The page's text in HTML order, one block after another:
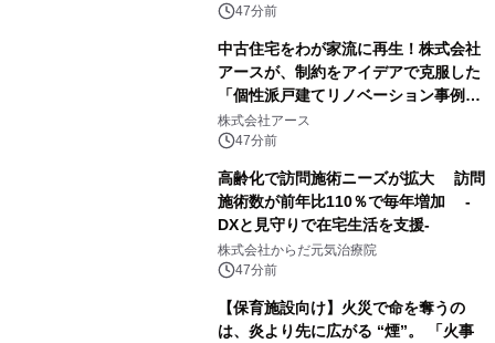
47分前
中古住宅をわが家流に再生！株式会社
アースが、制約をアイデアで克服した
「個性派戸建てリノベーション事例5
選」を公開
株式会社アース
47分前
高齢化で訪問施術ニーズが拡大 訪問
施術数が前年比110％で毎年増加 -
DXと見守りで在宅生活を支援-
株式会社からだ元気治療院
47分前
【保育施設向け】火災で命を奪うの
は、炎より先に広がる “煙”。 「火事